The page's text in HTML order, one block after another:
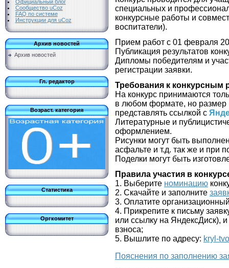
Официальный блог
Сообщество uCoz
FAQ по системе
Инструкции для uCoz
Архив новостей
Архив новостей
Гл. редактор
Возраст. категория
Статистика
Оргкомитет
специальных и
конкурсные работы и
воспитатели).
Прием работ с 01 февраля
Публикация результатов
Дипломы победителям и
регистрации заявки.
Требования к конкурсным
На конкурс принимаются
в любом формате, но
представлять ссылкой с
Литературные и
оформлением.
Рисунки могут быть
асфальте и т.д. так же и при
Поделки могут быть
Правила участия в
1. Выберите номинацию
2. Скачайте и заполните
3. Оплатите
4. Прикрепите к письму
или ссылку на ЯндексДиск),
взноса;
5. Вышлите по адресу: kryl-
Пояснения по заполнению